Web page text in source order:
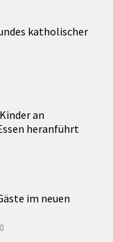
katholischer
an
heranführt
im neuen